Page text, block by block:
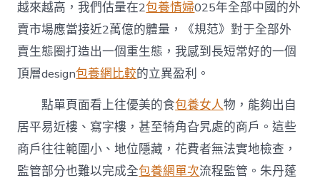
越來越高，我們估量在2包養情婦025年全部中國的外
賣市場應當接近2萬億的體量，《規范》對于全部外
賣生態圈打造出一個重生態，我感到長短常好的一個
頂層design包養網比較的立異盈利。
點單頁面看上往優美的食包養女人物，能夠出自
居平易近樓、寫字樓，甚至犄角旮旯處的商戶。這些
商戶往往範圍小、地位隱藏，花費者無法實地檢查，
監管部分也難以完成全包養網單次流程監管。朱丹蓬